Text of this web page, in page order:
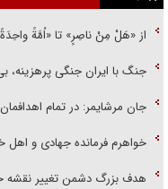
از «هَلْ مِنْ ناصِرٍ» تا «اُمَّةً
جنگ با ایران جنگی پرهزینه،
جان مرشایمر: در تمام
خواهرم فرمانده جهادی و
هدف بزرگ دشمن تغییر نقشه